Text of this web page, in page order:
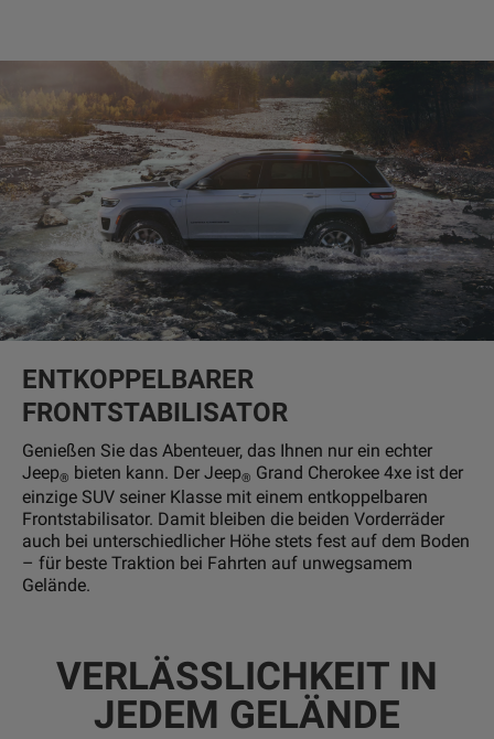
ENTKOPPELBARER
FRONTSTABILISATOR
Genießen Sie das Abenteuer, das Ihnen nur ein echter
Jeep® bieten kann. Der Jeep® Grand Cherokee 4xe ist der
einzige SUV seiner Klasse mit einem entkoppelbaren
Frontstabilisator. Damit bleiben die beiden Vorderräder
auch bei unterschiedlicher Höhe stets fest auf dem Boden
– für beste Traktion bei Fahrten auf unwegsamem
Gelände.
VERLÄSSLICHKEIT IN
JEDEM GELÄNDE